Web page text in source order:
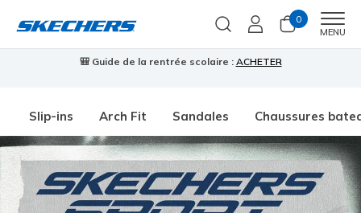
0
MENU
🎒 Guide de la rentrée scolaire : ACHETER
Slip-ins Arch Fit Sandales Chaussures